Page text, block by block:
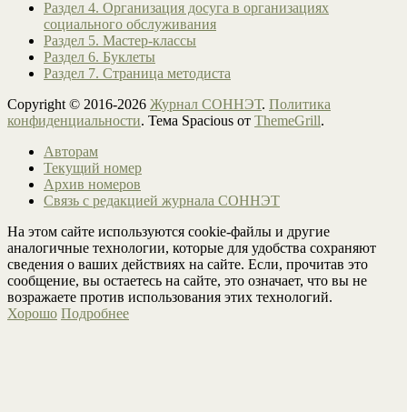
Раздел 4. Организация досуга в организациях
социального обслуживания
Раздел 5. Мастер-классы
Раздел 6. Буклеты
Раздел 7. Страница методиста
Copyright © 2016-2026 Журнал СОННЭТ. Политика
конфиденциальности. Тема Spacious от ThemeGrill.
Авторам
Текущий номер
Архив номеров
Связь с редакцией журнала СОННЭТ
На этом сайте используются cookie-файлы и другие
аналогичные технологии, которые для удобства сохраняют
сведения о ваших действиях на сайте. Если, прочитав это
сообщение, вы остаетесь на сайте, это означает, что вы не
возражаете против использования этих технологий.
Хорошо Подробнее